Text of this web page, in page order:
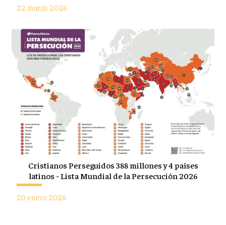
22 marzo 2026
Cristianos Perseguidos 388 millones y 4 países
latinos - Lista Mundial de la Persecución 2026
20 enero 2026